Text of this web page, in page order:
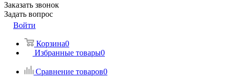
Заказать звонок
Задать вопрос
Войти
Корзина0
Избранные товары0
Сравнение товаров0